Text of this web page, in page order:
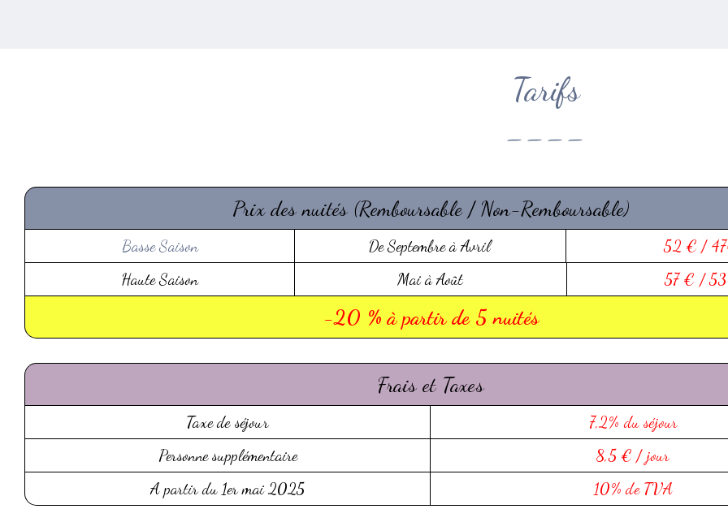
Tarifs
----
Prix des nuités (Remboursable / Non-Remboursable)
Basse Saison De Septembre à Avril 52 € / 47
Haute Saison
Mai à Août 57 € /
-20 % à partir de 5 nuités
Frais et Taxes
Taxe de séjour
7,2% du séjour
Personne supplémentaire
8,5 € / jour
A partir du 1er mai 2025
10% de TVA